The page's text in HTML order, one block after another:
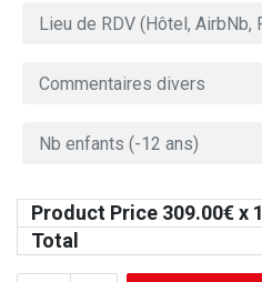
Product Price 309.00€ x 1
Total